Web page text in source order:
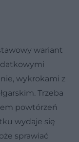
wariant
wykrokami z
Trzeba
powtórzeń
wydaje się
sprawiać